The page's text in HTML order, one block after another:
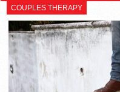
COUPLES THERAPY